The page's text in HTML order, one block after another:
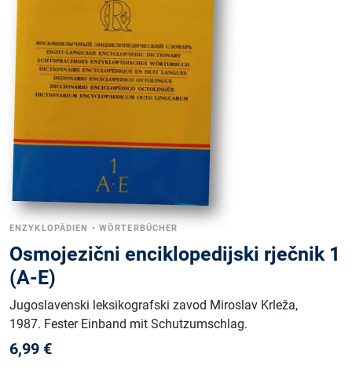
ENZYKLOPÄDIEN • WÖRTERBÜCHER
Osmojezični enciklopedijski rječnik 1
(A-E)
Jugoslavenski leksikografski zavod Miroslav Krleža,
1987. Fester Einband mit Schutzumschlag.
6,99 €